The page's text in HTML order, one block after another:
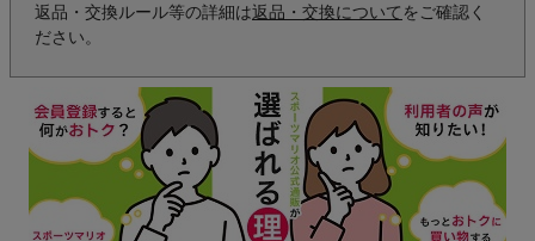
返品・交換ルール等の詳細は返品・交換について をご確認く
ださい。